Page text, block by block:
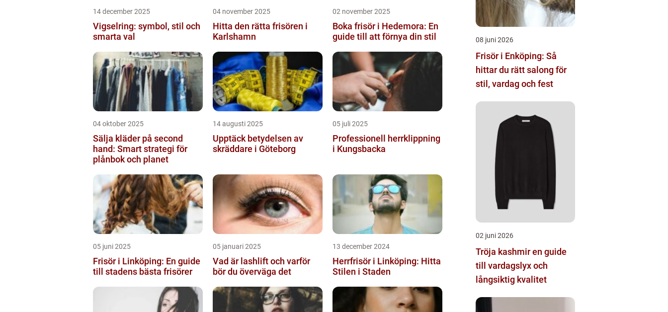
14 december 2025
Vigselring: symbol, stil och
smarta val
04 november 2025
Hitta den rätta frisören i
Karlshamn
02 november 2025
Boka frisör i Hedemora: En
guide till att förnya din stil
04 oktober 2025
Sälja kläder på second
hand: Smart strategi för
plånbok och planet
14 augusti 2025
Upptäck betydelsen av
skräddare i Göteborg
05 juli 2025
Professionell herrklippning
i Kungsbacka
05 juni 2025
Frisör i Linköping: En guide
till stadens bästa frisörer
05 januari 2025
Vad är lashlift och varför
bör du överväga det
13 december 2024
Herrfrisör i Linköping: Hitta
Stilen i Staden
08 juni 2026
Frisör i Enköping: Så
hittar du rätt salong för
stil, vardag och fest
02 juni 2026
Tröja kashmir en guide
till vardagslyx och
långsiktig kvalitet